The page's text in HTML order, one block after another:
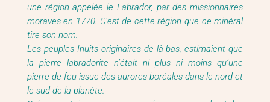
une région appelée le Labrador, par des missionnaires
moraves en 1770. C’est de cette région que ce minéral
tire son nom.
Les peuples Inuits originaires de là-bas, estimaient que
la pierre labradorite n’était ni plus ni moins qu’une
pierre de feu issue des aurores boréales dans le nord et
le sud de la planète.